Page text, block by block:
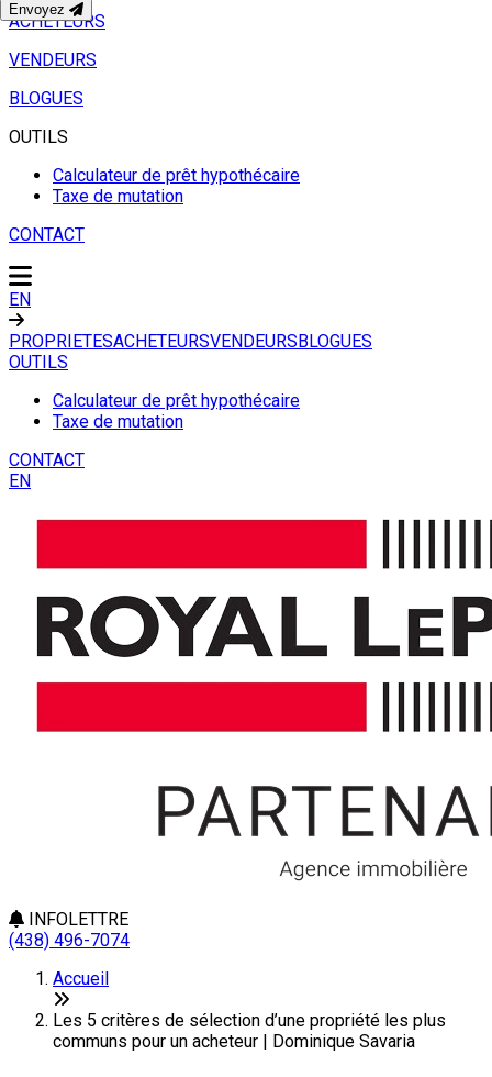
ACHETEURS
VENDEURS
BLOGUES
OUTILS
Calculateur de prêt hypothécaire
Taxe de mutation
CONTACT
EN
PROPRIETESACHETEURSVENDEURSBLOGUES
OUTILS
Calculateur de prêt hypothécaire
Taxe de mutation
CONTACT
EN
INFOLETTRE
(438) 496-7074
Accueil
Les 5 critères de sélection d’une propriété les plus
communs pour un acheteur | Dominique Savaria
Envoyez